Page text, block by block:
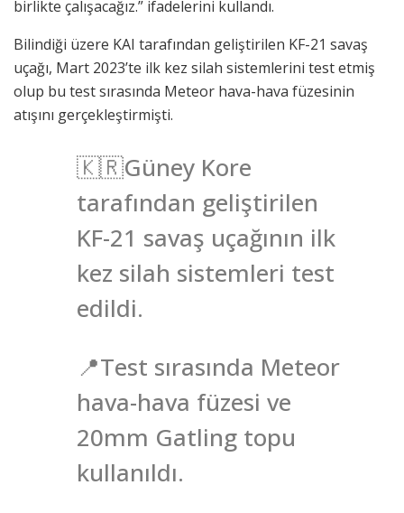
birlikte çalışacağız.” ifadelerini kullandı.
Bilindiği üzere KAI tarafından geliştirilen KF-21 savaş
uçağı, Mart 2023’te ilk kez silah sistemlerini test etmiş
olup bu test sırasında Meteor hava-hava füzesinin
atışını gerçekleştirmişti.
🇰🇷Güney Kore
tarafından geliştirilen
KF-21 savaş uçağının ilk
kez silah sistemleri test
edildi.
📍Test sırasında Meteor
hava-hava füzesi ve
20mm Gatling topu
kullanıldı.